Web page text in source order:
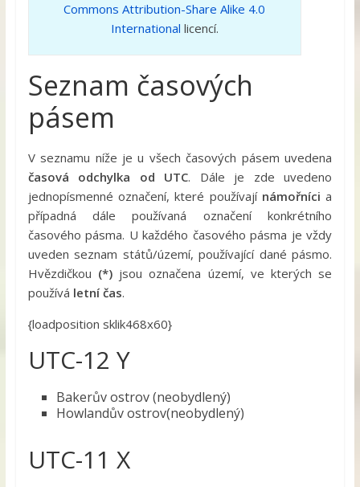
Commons Attribution-Share Alike 4.0
International licencí.
Seznam časových
pásem
V seznamu níže je u všech časových pásem uvedena
časová odchylka od UTC. Dále je zde uvedeno
jednopísmenné označení, které používají námořníci a
případná dále používaná označení konkrétního
časového pásma. U každého časového pásma je vždy
uveden seznam států/území, používající dané pásmo.
Hvězdičkou (*)jsou označena území, ve kterých se
používá letní čas.
{loadposition sklik468x60}
UTC-12 Y
Bakerův ostrov (neobydlený)
Howlandův ostrov(neobydlený)
UTC-11 X